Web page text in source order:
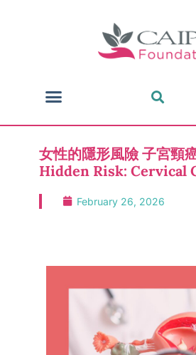
女性的隱形風險 子宮頸
Hidden Risk: Cervical
February 26, 2026